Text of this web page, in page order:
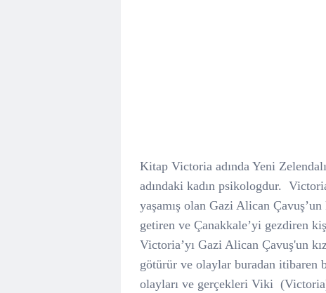
Kitap Victoria adında Yeni
adındaki kadın psikologdur.
yaşamış olan Gazi Alican
getiren ve Çanakkale’yi gezdiren
Victoria’yı Gazi Alican Çavuş'un
götürür ve olaylar buradan itibaren
olayları ve gerçekleri Viki